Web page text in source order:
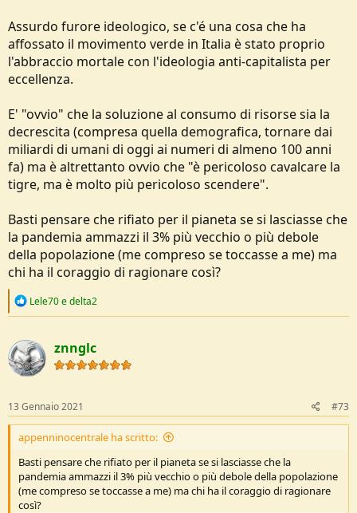
Assurdo furore ideologico, se c'é una cosa che ha
affossato il movimento verde in Italia è stato proprio
l'abbraccio mortale con l'ideologia anti-capitalista per
eccellenza.
E' "ovvio" che la soluzione al consumo di risorse sia la
decrescita (compresa quella demografica, tornare dai
miliardi di umani di oggi ai numeri di almeno 100 anni
fa) ma è altrettanto ovvio che "è pericoloso cavalcare la
tigre, ma è molto più pericoloso scendere".
Basti pensare che rifiato per il pianeta se si lasciasse che
la pandemia ammazzi il 3% più vecchio o più debole
della popolazione (me compreso se toccasse a me) ma
chi ha il coraggio di ragionare così?
R
c
t
i
o
s
:
Lele70edelta2
znnglc
13 Gennaio 2021 #73
appenninocentrale ha scritto:
Basti pensare che rifiato per il pianeta se si lasciasse che la
pandemia ammazzi il 3% più vecchio o più debole della popolazione
(me compreso se toccasse a me) ma chi ha il coraggio di ragionare
così?